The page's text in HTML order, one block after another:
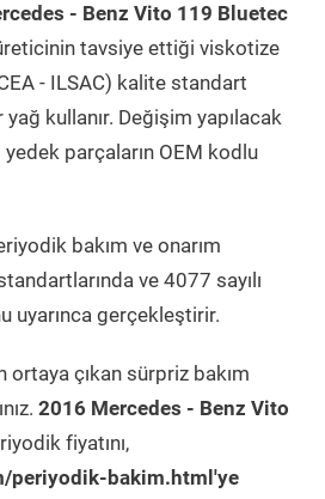
- Benz Vito 119 Bluetec
tavsiye ettiği viskotize
- ILSAC) kalite standart
kullanır. Değişim yapılacak
parçaların OEM kodlu
bakım ve onarım
ve 4077 sayılı
uyarınca gerçekleştirir.
çıkan sürpriz bakım
2016 Mercedes - Benz Vito
fiyatını,
periyodik-bakim.html'ye